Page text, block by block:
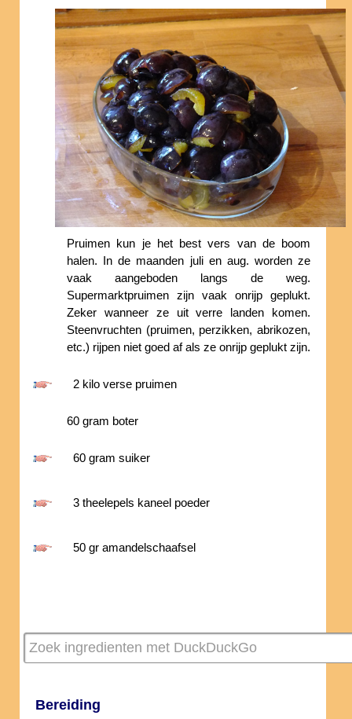
Pruimen kun je het best vers van de boom
halen. In de maanden juli en aug. worden ze
vaak aangeboden langs de weg.
Supermarktpruimen zijn vaak onrijp geplukt.
Zeker wanneer ze uit verre landen komen.
Steenvruchten (pruimen, perzikken, abrikozen,
etc.) rijpen niet goed af als ze onrijp geplukt zijn.
2 kilo verse pruimen
60 gram boter
60 gram suiker
3 theelepels kaneel poeder
50 gr amandelschaafsel
Bereiding